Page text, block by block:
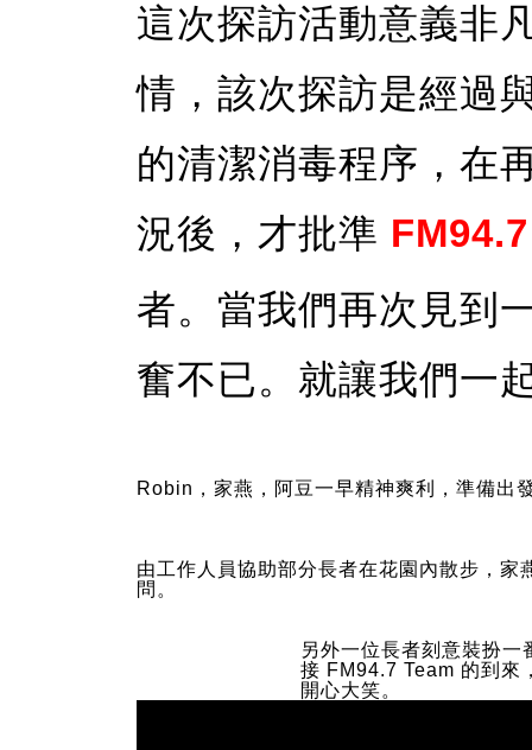
這次探訪活動意義非
情，該次探訪是經過
的清潔消毒程序，在
況後，才批準
者。當我們再次見到
奮不已。就讓我們一
Robin，家燕，阿豆一早精神爽利，準備出
由工作人員協助部分長者在花園內散步，家
問。
另外一位長者刻意裝扮
接 FM94.7 Team 的到來
開心大笑。